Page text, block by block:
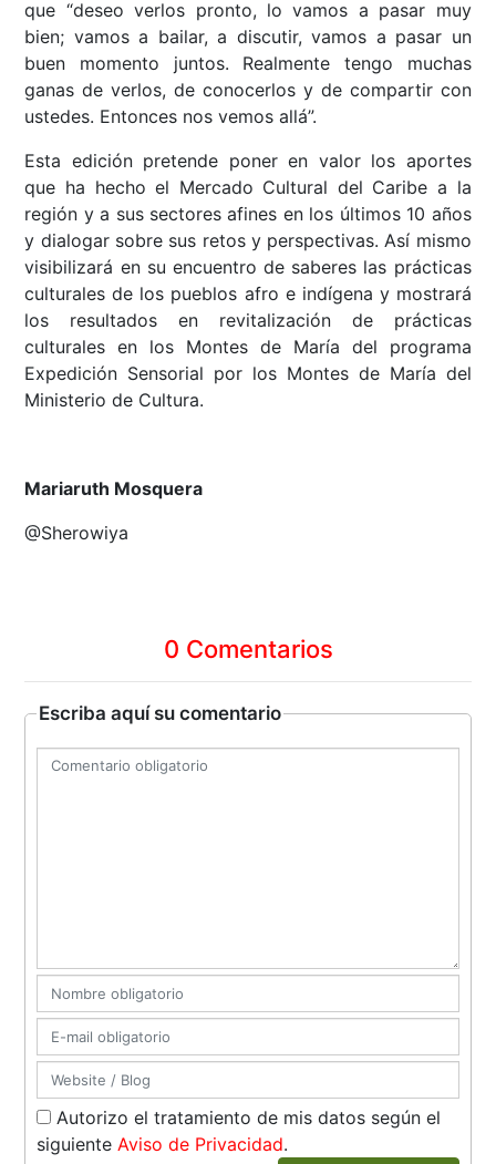
que “deseo verlos pronto, lo vamos a pasar muy
bien; vamos a bailar, a discutir, vamos a pasar un
buen momento juntos. Realmente tengo muchas
ganas de verlos, de conocerlos y de compartir con
ustedes. Entonces nos vemos allá”.
Esta edición pretende poner en valor los aportes
que ha hecho el Mercado Cultural del Caribe a la
región y a sus sectores afines en los últimos 10 años
y dialogar sobre sus retos y perspectivas. Así mismo
visibilizará en su encuentro de saberes las prácticas
culturales de los pueblos afro e indígena y mostrará
los resultados en revitalización de prácticas
culturales en los Montes de María del programa
Expedición Sensorial por los Montes de María del
Ministerio de Cultura.
Mariaruth Mosquera
@Sherowiya
0 Comentarios
Escriba aquí su comentario
Autorizo el tratamiento de mis datos según el
siguienteAviso de Privacidad.